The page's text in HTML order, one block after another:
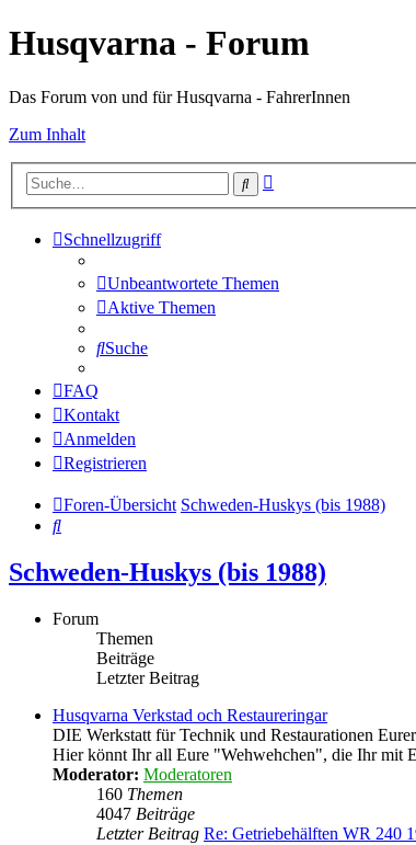
Husqvarna - Forum
Das Forum von und für Husqvarna - FahrerInnen
Zum Inhalt
Suche
Schnellzugriff
Unbeantwortete Themen
Aktive Themen
Suche
FAQ
Kontakt
Anmelden
Registrieren
Foren-Übersicht Schweden-Huskys (bis 1988)
Suche
Schweden-Huskys (bis 1988)
Forum
Themen
Beiträge
Letzter Beitrag
Husqvarna Verkstad och Restaureringar
DIE Werkstatt für Technik und Restaurationen
Hier könnt Ihr all Eure "Wehwehchen", die Ihr mit
Moderator: Moderatoren
160 Themen
4047 Beiträge
Letzter Beitrag Re: Getriebehälften WR 240